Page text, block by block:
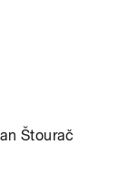
Štourač